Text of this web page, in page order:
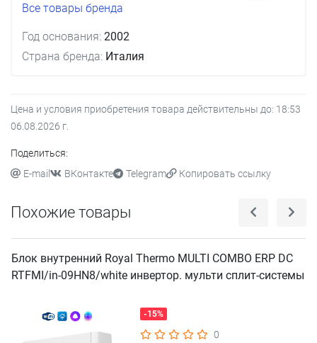
Все товары бренда
Год основания: 2002
Страна бренда: Италия
Цена и условия приобретения товара действительны до: 18:53
06.08.2026 г.
Поделиться:
E-mail
ВКонтакте Telegram Копировать ссылку
Похожие товары
Блок внутренний Royal Thermo MULTI COMBO ERP DC
RTFMI/in-09HN8/white инвертор. мульти сплит-системы
-15%
0